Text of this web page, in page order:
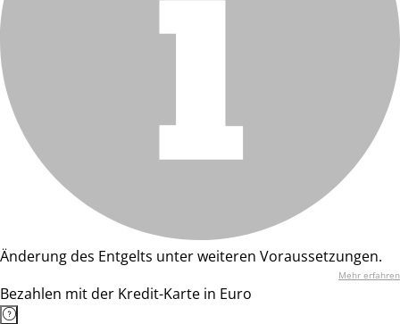
Änderung des Entgelts unter weiteren Voraussetzungen.
Mehr erfahren
Bezahlen mit der Kredit-Karte in Euro